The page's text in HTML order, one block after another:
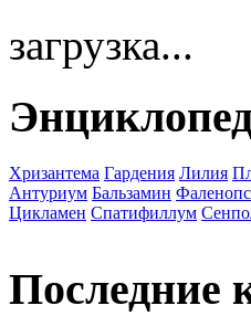
загрузка...
Хризантема Гардения Лилия
Антуриум Бальзамин
Цикламен Спатифиллум
Последние